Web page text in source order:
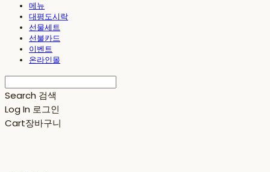
메뉴
대평도시락
선물세트
선불카드
이벤트
온라인몰
Search 검색
Log In 로그인
Cart장바구니